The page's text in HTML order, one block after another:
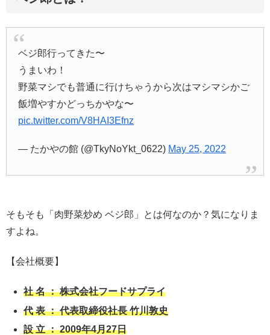
ベジ郎行ってきた〜
うまいわ！
野菜マシでも普通に行けちゃうから次はマシマシかご
飯増やすかどっちかやな〜
pic.twitter.com/V8HAI3Efnz
— たかやの館 (@TkyNoYkt_0622) May 25, 2022
そもそも「肉野菜炒め ベジ郎」とは何なのか？気になりま
すよね。
【会社概要】
社 名 ： 株式会社フードサプライ
代 表 ： 代表取締役社長 竹川敦史
設 立 ： 2009年4月27日